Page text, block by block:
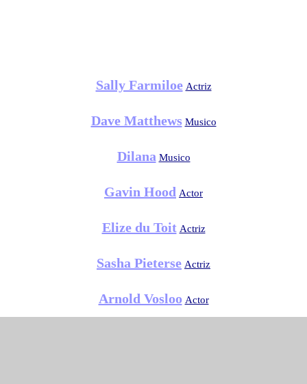
Sally Farmiloe Actriz
Dave Matthews Musico
Dilana Musico
Gavin Hood Actor
Elize du Toit Actriz
Sasha Pieterse Actriz
Arnold Vosloo Actor